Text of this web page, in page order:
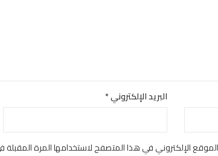
البريد الإلكتروني*
الإلكتروني في هذا المتصفح لاستخدامها المرة